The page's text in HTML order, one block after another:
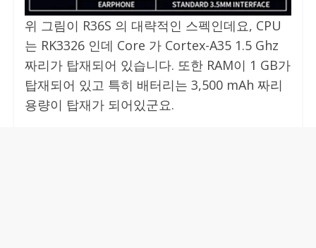
위 그림이 R36S 의 대략적인 스펙인데요, CPU
는 RK3326 인데 Core 가 Cortex-A35 1.5 Ghz
짜리가 탑재되어 있습니다. 또한 RAM이 1 GB가
탑재되어 있고 특히 배터리는 3,500 mAh 짜리
용량이 탑재가 되어있군요.